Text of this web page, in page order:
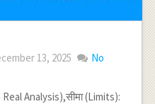
13, 2025
No
Real Analysis),सीमा (Limits):